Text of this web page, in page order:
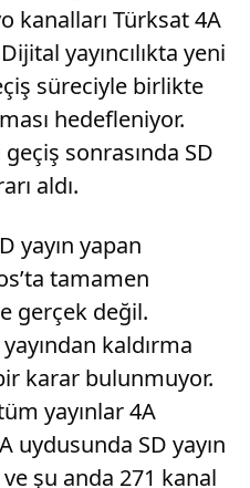
kanalları Türksat 4A
yayıncılıkta yeni
süreciyle birlikte
hedefleniyor.
sonrasında SD
aldı.
yayın yapan
tamamen
gerçek değil.
kaldırma
karar bulunmuyor.
yayınlar 4A
uydusunda SD yayın
şu anda 271 kanal